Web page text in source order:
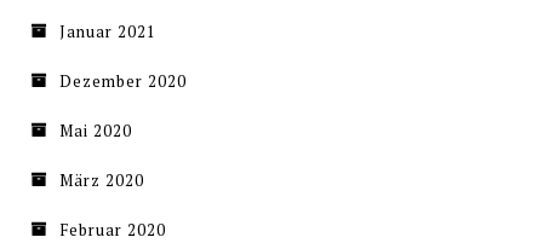
Januar 2021
Dezember 2020
Mai 2020
März 2020
Februar 2020